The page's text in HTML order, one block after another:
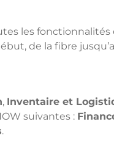
les
de la fibre
, Inventaire et
suivantes :
.